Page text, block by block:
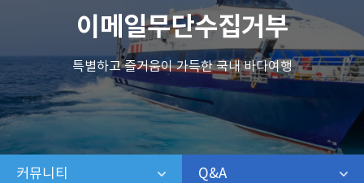
들
기
이메일무단수집거부
특별하고 즐거움이 가득한 국내 바다여행
커뮤니티 같은 레벨 메뉴 보기 Q&A